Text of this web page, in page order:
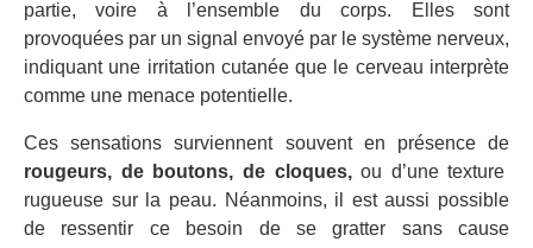
partie, voire à l’ensemble du corps. Elles sont
provoquées par un signal envoyé par le système nerveux,
indiquant une irritation cutanée que le cerveau interprète
comme une menace potentielle.
Ces sensations surviennent souvent en présence de
rougeurs, de boutons, de cloques,ou d’une texture
rugueuse sur la peau. Néanmoins, il est aussi possible
de ressentir ce besoin de se gratter sans cause